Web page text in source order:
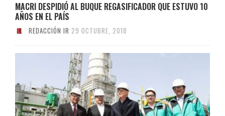
MACRI DESPIDIÓ AL BUQUE REGASIFICADOR QUE ESTUVO 10
AÑOS EN EL PAÍS
REDACCIÓN IR 29 OCTUBRE, 2018